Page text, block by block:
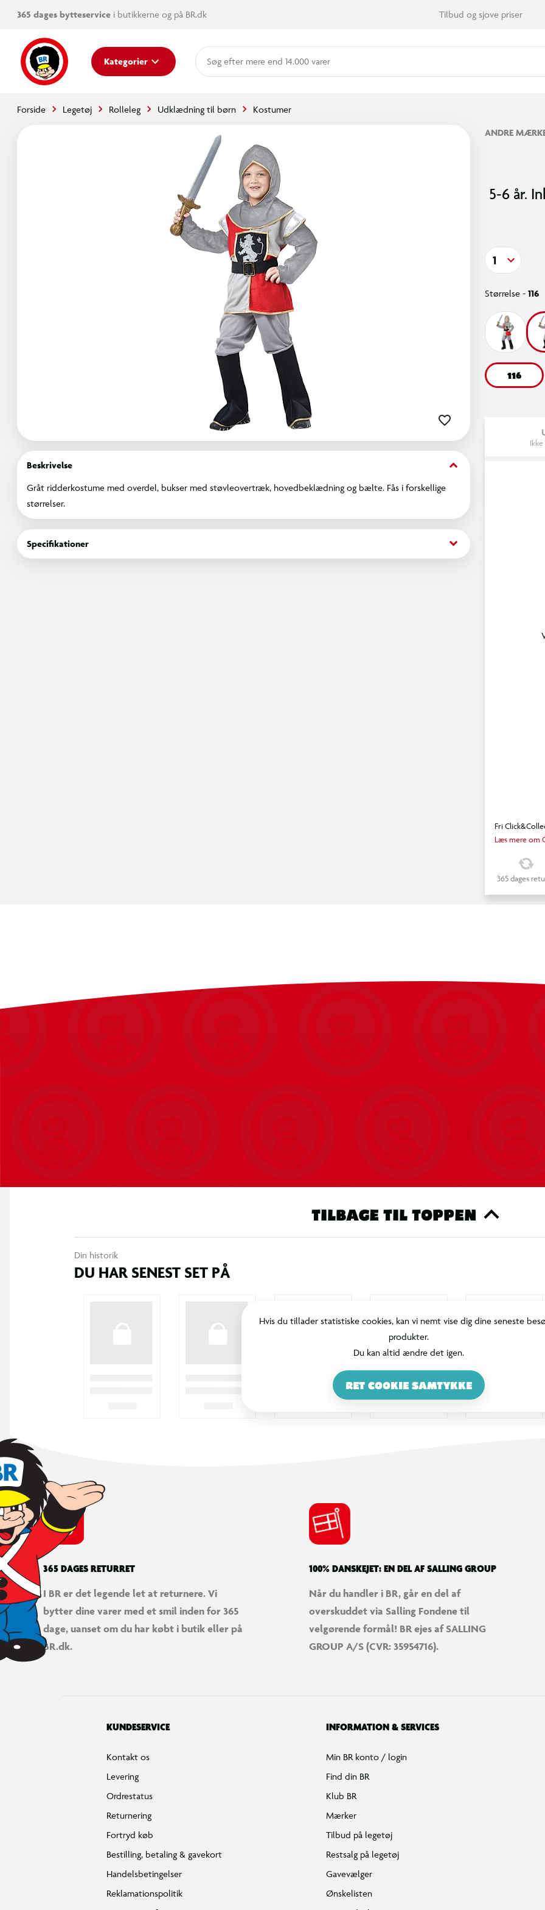
365 dages bytteservice i butikkerne og på BR.dk Tilbud og sjove priser
Kategorier mere end 14.000 varer
Forside Legetøj Rolleleg Udklædning til børn Kostumer
Beskrivelse keyboard_arrow_down
Gråt ridderkostume med overdel, bukser med støvleovertræk, hovedbeklædning og bælte. Fås i forskellige
størrelser.
Specifikationer keyboard_arrow_down
ANDRE
5-6 år.
Størrelse - 116
116
1
Fri
Læs mere om
365 dages
TILBAGE TIL TOPPEN
Din historik
DU HAR SENEST SET PÅ
Hvis du tillader statistiske cookies, kan vi nemt vise dig dine seneste
produkter.
Du kan altid ændre det igen.
RET COOKIE SAMTYKKE
365 DAGES RETURRET
I BR er det legende let at returnere. Vi
bytter dine varer med et smil inden for 365
dage, uanset om du har købt i butik eller på
BR.dk.
100% DANSKEJET: EN DEL AF SALLING GROUP
Når du handler i BR, går en del af
overskuddet via Salling Fondene til
velgørende formål! BR ejes af SALLING
GROUP A/S (CVR: 35954716).
KUNDESERVICE
Kontakt os
Levering
Ordrestatus
Returnering
Fortryd køb
Bestilling, betaling & gavekort
Handelsbetingelser
Reklamationspolitik
INFORMATION & SERVICES
Min BR konto / login
Find din BR
Klub BR
Mærker
Tilbud på legetøj
Restsalg på legetøj
Gavevælger
Ønskelisten